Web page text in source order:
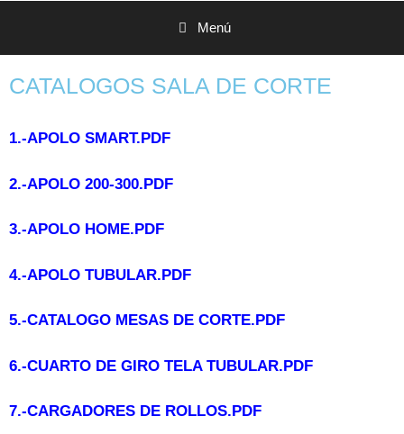
Menú
CATALOGOS SALA DE CORTE
1.-APOLO SMART.PDF
2.-APOLO 200-300.PDF
3.-APOLO HOME.PDF
4.-APOLO TUBULAR.PDF
5.-CATALOGO MESAS DE CORTE.PDF
6.-CUARTO DE GIRO TELA TUBULAR.PDF
7.-CARGADORES DE ROLLOS.PDF